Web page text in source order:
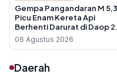
Gempa Pangandaran M 5,3
Picu Enam Kereta Api
Berhenti Darurat di Daop 2
Bandung
06 Agustus 2026
Daerah